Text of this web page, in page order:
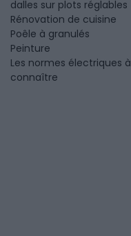
dalles sur plots réglables
Rénovation de cuisine
Poêle à granulés
Peinture
Les normes électriques à
connaître